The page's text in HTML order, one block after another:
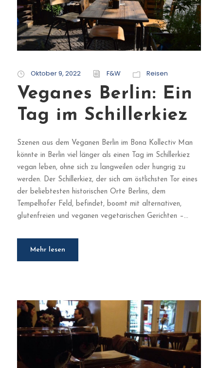
Oktober 9, 2022 F&W Reisen
Veganes Berlin: Ein
Tag im Schillerkiez
Szenen aus dem Veganen Berlin im Bona Kollectiv Man
könnte in Berlin viel länger als einen Tag im Schillerkiez
vegan leben, ohne sich zu langweilen oder hungrig zu
werden. Der Schillerkiez, der sich am östlichsten Tor eines
der beliebtesten historischen Orte Berlins, dem
Tempelhofer Feld, befindet, boomt mit alternativen,
glutenfreien und veganen vegetarischen Gerichten –...
Mehr lesen